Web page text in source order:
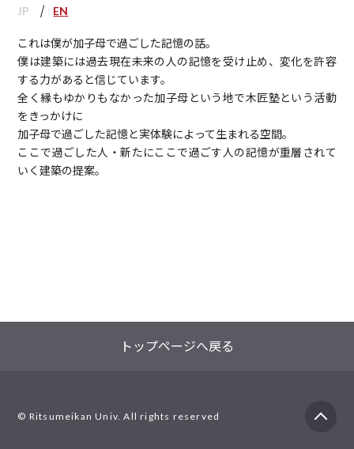
JP EN
これは僕が加子母で過ごした記憶の話。
僕は建築には過去現在未来の人の記憶を受け止め、変化を許容
する力があると信じています。
全く縁もゆかりもなかった加子母という地で木匠塾という活動
をきっかけに
加子母で過ごした記憶と実体験によって生まれる空間。
ここで過ごした人・新たにここで過ごす人の記憶が重層されて
いく建築の提案。
トップページへ戻る
© Ritsumeikan Univ. All rights reserved